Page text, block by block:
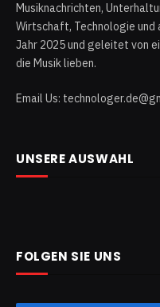
Musiknachrichten,
Wirtschaft, Technologie und
Jahr 2025 und geleitet von
die Musik lieben.
Email Us:
UNSERE AUSWAHL
FOLGEN SIE UNS